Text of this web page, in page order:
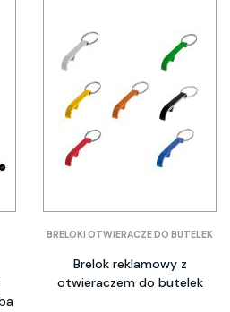
BRELOKI OTWIERACZE DO BUTELEK
Brelok reklamowy z
otwieraczem do butelek